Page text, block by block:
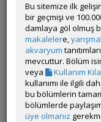
Fiyat:
İlanın Bulunduğu
İlanlar
Bu sitemize ilk
bir geçmişi ve
damlaya göl olmuş
makalelere,
akvaryum
mevcuttur. Bölüm
veya
Kullanım
kullanımı ile ilgili
bu bölümlerin
bölümlerde
üye olmanız